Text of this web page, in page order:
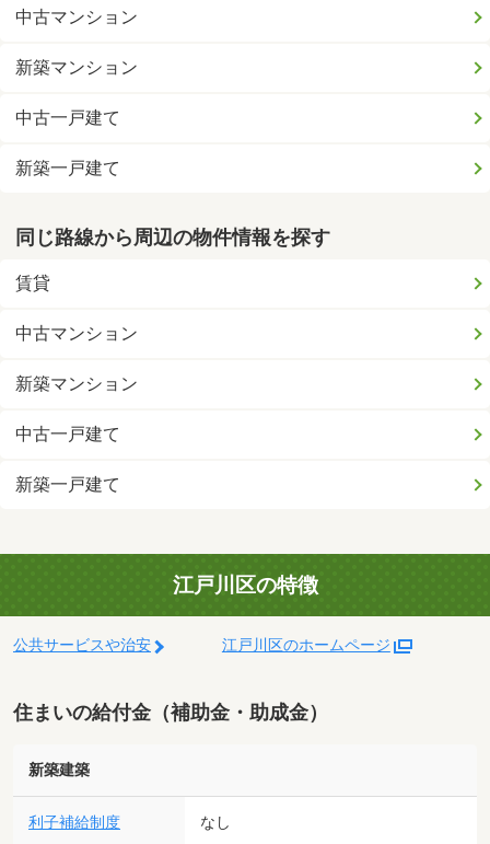
中古マンション
新築マンション
中古一戸建て
新築一戸建て
同じ路線から周辺の物件情報を探す
賃貸
中古マンション
新築マンション
中古一戸建て
新築一戸建て
江戸川区の特徴
公共サービスや治安 江戸川区のホームページ
住まいの給付金（補助金・助成金）
新築建築
利子補給制度 なし